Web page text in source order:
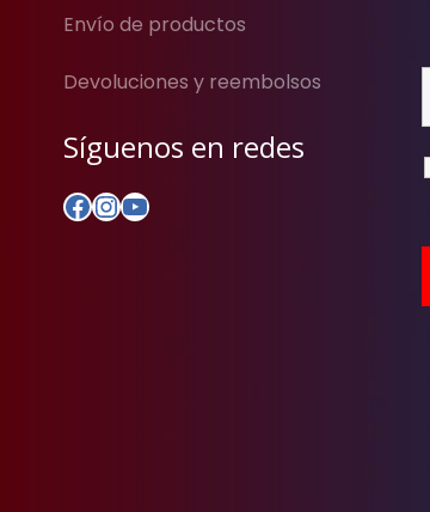
Envío de productos
Devoluciones y reembolsos
Síguenos en redes
Facebook
Instagram
YouTube